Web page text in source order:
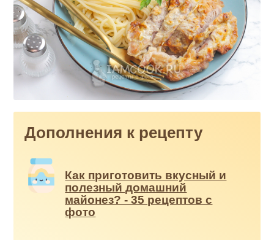
Дополнения к рецепту
Как приготовить вкусный и
полезный домашний
майонез? - 35 рецептов с
фото